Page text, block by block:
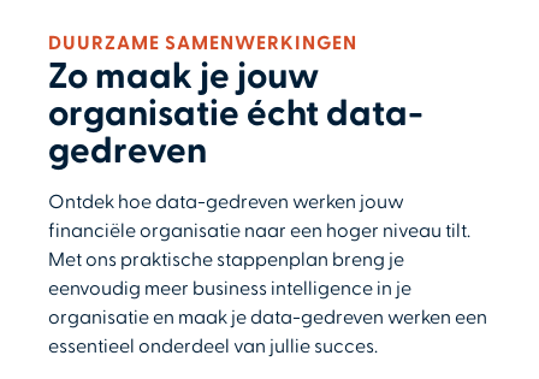
DUURZAME SAMENWERKINGEN
Zo maak je jouw
organisatie écht data-
gedreven
Ontdek hoe data-gedreven werken jouw
financiële organisatie naar een hoger niveau tilt.
Met ons praktische stappenplan breng je
eenvoudig meer business intelligence in je
organisatie en maak je data-gedreven werken een
essentieel onderdeel van jullie succes.